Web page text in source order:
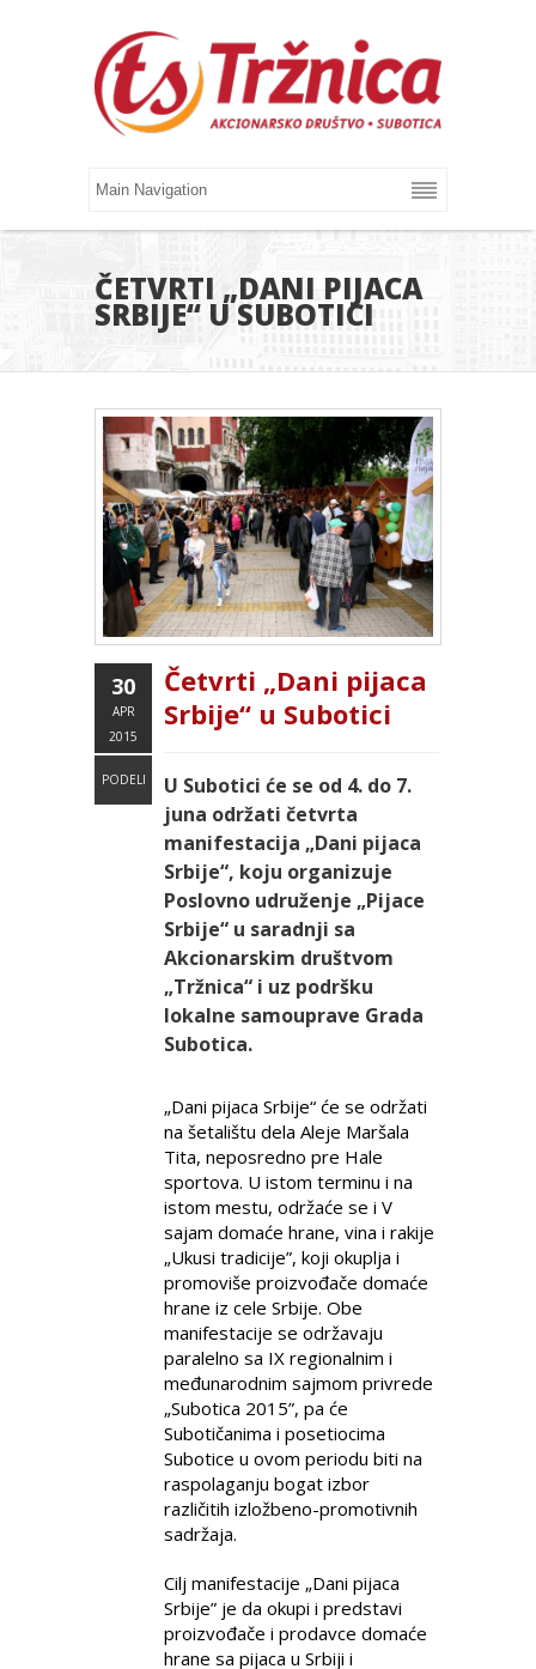
ČETVRTI „DANI PIJACA
SRBIJE“ U SUBOTICI
30
APR
2015
PODELI
Četvrti „Dani pijaca
Srbije“ u Subotici
U Subotici će se od 4. do 7.
juna održati četvrta
manifestacija „Dani pijaca
Srbije“, koju organizuje
Poslovno udruženje „Pijace
Srbije“ u saradnji sa
Akcionarskim društvom
„Tržnica“ i uz podršku
lokalne samouprave Grada
Subotica.
„Dani pijaca Srbije“ će se održati
na šetalištu dela Aleje Maršala
Tita, neposredno pre Hale
sportova. U istom terminu i na
istom mestu, održaće se i V
sajam domaće hrane, vina i rakije
„Ukusi tradicije”, koji okuplja i
promoviše proizvođače domaće
hrane iz cele Srbije. Obe
manifestacije se održavaju
paralelno sa IX regionalnim i
međunarodnim sajmom privrede
„Subotica 2015”, pa će
Subotičanima i posetiocima
Subotice u ovom periodu biti na
raspolaganju bogat izbor
različitih izložbeno-promotivnih
sadržaja.
Cilj manifestacije „Dani pijaca
Srbije” je da okupi i predstavi
proizvođače i prodavce domaće
hrane sa pijaca u Srbiji i